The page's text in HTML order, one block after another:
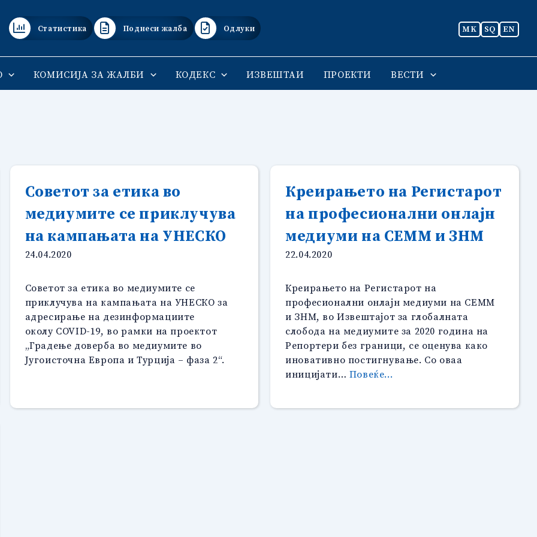
Статистика Поднеси жалба Одлуки MK SQ EN
КОМИСИЈА ЗА ЖАЛБИ КОДЕКС ИЗВЕШТАИ ПРОЕКТИ ВЕСТИ
Советот за етика во
медиумите се приклучува
на кампањата на УНЕСКО
24.04.2020
Советот за етика во медиумите се
приклучува на кампањата на УНЕСКО за
адресирање на дезинформациите
околу COVID-19, во рамки на проектот
„Градење доверба во медиумите во
Југоисточна Европа и Турција – фаза 2“.
Креирањето на Регистарот
на професионални онлајн
медиуми на СЕММ и ЗНМ
22.04.2020
Креирањето на Регистарот на
професионални онлајн медиуми на СЕММ
и ЗНМ, во Извештајот за глобалната
слобода на медиумите за 2020 година на
Репортери без граници, се оценува како
иновативно постигнување. Со оваа
иницијати… Повеќе...